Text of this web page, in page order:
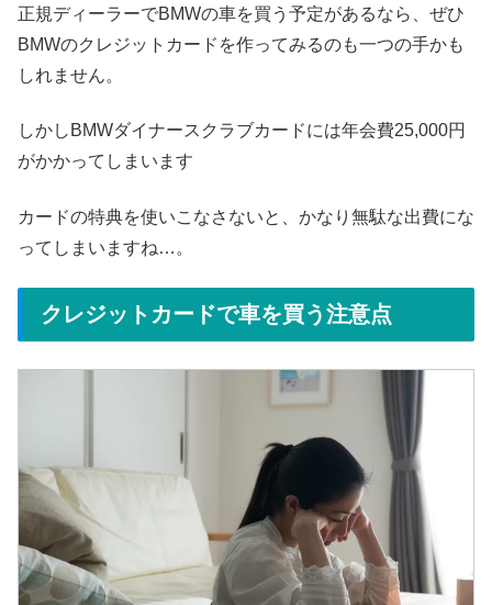
正規ディーラーでBMWの車を買う予定があるなら、ぜひ
BMWのクレジットカードを作ってみるのも一つの手かも
しれません。
しかしBMWダイナースクラブカードには年会費25,000円
がかかってしまいます
カードの特典を使いこなさないと、かなり無駄な出費にな
ってしまいますね…。
クレジットカードで車を買う注意点